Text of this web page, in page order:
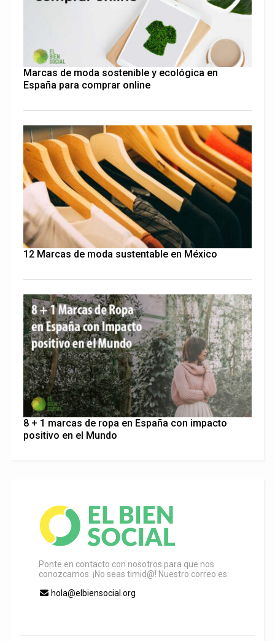
Marcas de moda sostenible y ecológica en
España para comprar online
12 Marcas de moda sustentable en México
8 + 1 marcas de ropa en España con impacto
positivo en el Mundo
Ponte en contacto con nosotros para que nos
conozcamos. ¡No seas timid@! Nuestro correo es:
hola@elbiensocial.org